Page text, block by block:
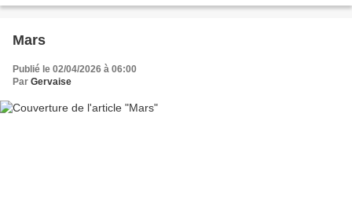
Mars
Publié le 02/04/2026 à 06:00
Par Gervaise